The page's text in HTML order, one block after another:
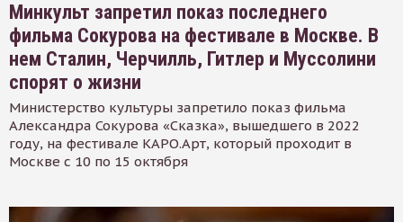
Минкульт запретил показ последнего
фильма Сокурова на фестивале в Москве. В
нем Сталин, Черчилль, Гитлер и Муссолини
спорят о жизни
Министерство культуры запретило показ фильма
Александра Сокурова «Сказка», вышедшего в 2022
году, на фестивале КАРО.Арт, который проходит в
Москве с 10 по 15 октября